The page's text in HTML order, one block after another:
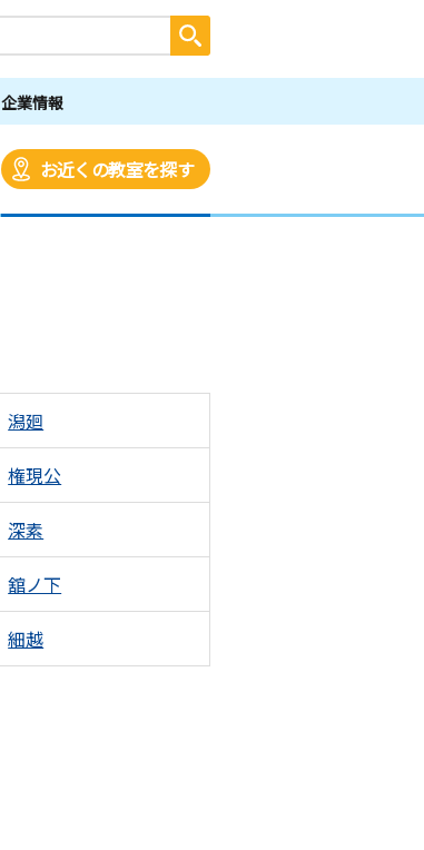
企業情報
お近くの教室を探す
潟廻
権現公
深素
舘ノ下
細越